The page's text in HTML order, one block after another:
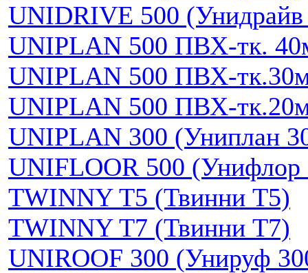
UNIDRIVE 500 (Унидрайв
UNIPLAN 500 ПВХ-тк.
UNIPLAN 500 ПВХ-
UNIPLAN 500 ПВХ-
UNIPLAN 300 (Униплан
UNIFLOOR 500 (Унифлор
TWINNY T5 (Твинни Т5)
TWINNY T7 (Твинни Т7)
UNIROOF 300 (Унируф